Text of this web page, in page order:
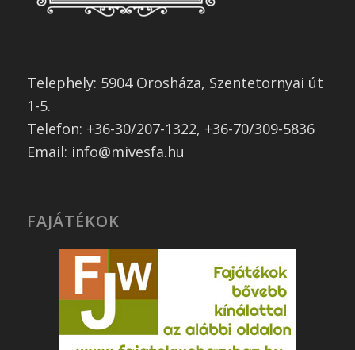
Telephely: 5904 Orosháza, Szentetornyai út
1-5.
Telefon: +36-30/207-1322, +36-70/309-5836
Email: info@mivesfa.hu
FAJÁTÉKOK